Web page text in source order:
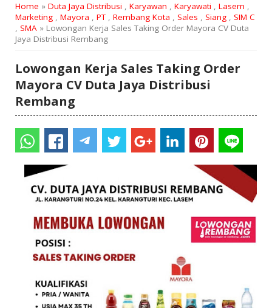
Home » Duta Jaya Distribusi , Karyawan , Karyawati , Lasem ,
Marketing, Mayora , PT, Rembang Kota , Sales , Siang, SIM C
, SMA» Lowongan Kerja Sales Taking Order Mayora CV Duta
Jaya Distribusi Rembang
Lowongan Kerja Sales Taking Order
Mayora CV Duta Jaya Distribusi
Rembang